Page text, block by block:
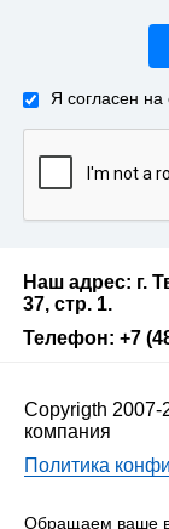
Я согласен на
Наш адрес: г.
37, стр. 1.
Телефон: +7
Copyrigth
компания
Политика
Обращаем ваше